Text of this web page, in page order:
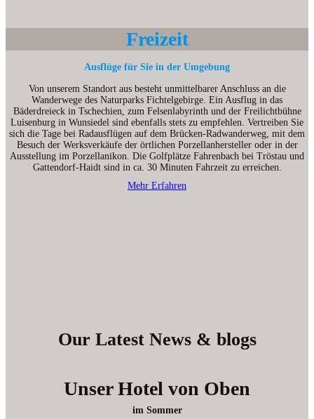
Freizeit
Ausflüge für Sie in der Umgebung
Von unserem Standort aus besteht unmittelbarer Anschluss an die
Wanderwege des Naturparks Fichtelgebirge. Ein Ausflug in das
Bäderdreieck in Tschechien, zum Felsenlabyrinth und der Freilichtbühne
Luisenburg in Wunsiedel sind ebenfalls stets zu empfehlen. Vertreiben Sie
sich die Tage bei Radausflügen auf dem Brücken-Radwanderweg, mit dem
Besuch der Werksverkäufe der örtlichen Porzellanhersteller oder in der
Ausstellung im Porzellanikon. Die Golfplätze Fahrenbach bei Tröstau und
Gattendorf-Haidt sind in ca. 30 Minuten Fahrzeit zu erreichen.
Mehr Erfahren
Our Latest News & blogs
Unser Hotel von Oben
im Sommer